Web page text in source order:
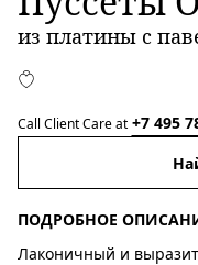
из платины с
Call Client Care at +7 495
ПОДРОБНОЕ
Лаконичный и